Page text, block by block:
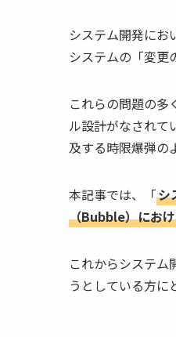
システム開発にお
システムの「変更
これらの問題の多
ル設計がなされて
及する時限爆弾の
本記事では、「シ
（Bubble）にお
これからシステ
うとしている方に